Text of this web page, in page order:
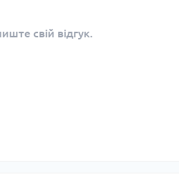
свій відгук.